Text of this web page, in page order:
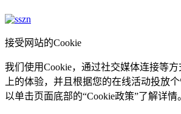
接受网站的Cookie
我们使用Cookie，通过社交媒体连接等
上的体验，并且根据您的在线活动投放
以单击页面底部的“Cookie政策”了解详情